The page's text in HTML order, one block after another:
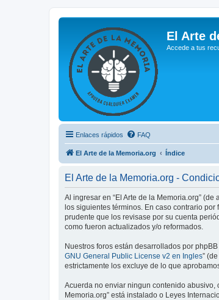
El Arte
Accede a tus
Enlaces rápidos FAQ
El Arte de la Memoria.org Índice
El Arte de la Memoria.org -
Al ingresar en “El Arte de la Memoria.org” (de
los siguientes términos. En caso contrario
prudente que los revisase por su cuenta
como fueron actualizados y/o reformados.
Nuestros foros están desarrollados por phpBB
GNU General Public License v2 en Ingles”
estrictamente los excluye de lo que
Acuerda no enviar ningun contenido abusivo,
Memoria.org” está instalado o Leyes